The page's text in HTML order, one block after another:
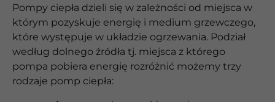
Pompy ciepła dzieli się w zależności od miejsca w
którym pozyskuje energię i medium grzewczego,
które występuje w układzie ogrzewania. Podział
według dolnego źródła tj. miejsca z którego
pompa pobiera energię rozróżnić możemy trzy
rodzaje pomp ciepła: